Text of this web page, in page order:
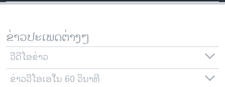
ຂ່າວປະເພດຕ່າງໆ
ວີດີໂອຂ່າວ
ຂ່າວວີໂອເອໃນ 60 ວິນາທີ